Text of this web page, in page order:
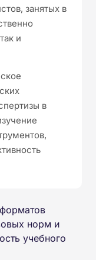
занятых в
и
в
норм и
учебного